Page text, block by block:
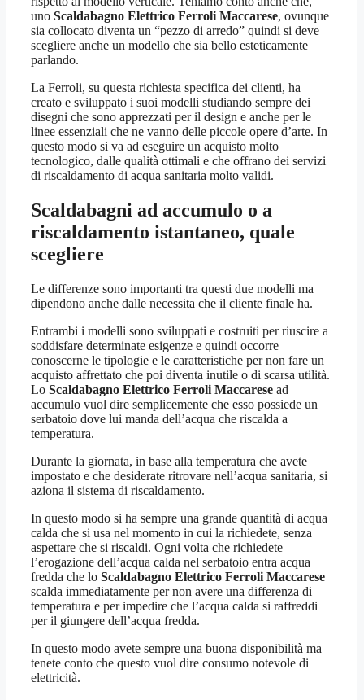
uno Scaldabagno Elettrico Ferroli Maccarese, ovunque
sia collocato diventa un “pezzo di arredo” quindi si deve
scegliere anche un modello che sia bello esteticamente
parlando.
La Ferroli, su questa richiesta specifica dei clienti, ha
creato e sviluppato i suoi modelli studiando sempre dei
disegni che sono apprezzati per il design e anche per le
linee essenziali che ne vanno delle piccole opere d’arte. In
questo modo si va ad eseguire un acquisto molto
tecnologico, dalle qualità ottimali e che offrano dei servizi
di riscaldamento di acqua sanitaria molto validi.
Scaldabagni ad accumulo o a
riscaldamento istantaneo, quale
scegliere
Le differenze sono importanti tra questi due modelli ma
dipendono anche dalle necessita che il cliente finale ha.
Entrambi i modelli sono sviluppati e costruiti per riuscire a
soddisfare determinate esigenze e quindi occorre
conoscerne le tipologie e le caratteristiche per non fare un
acquisto affrettato che poi diventa inutile o di scarsa utilità.
Lo Scaldabagno Elettrico Ferroli Maccarese ad
accumulo vuol dire semplicemente che esso possiede un
serbatoio dove lui manda dell’acqua che riscalda a
temperatura.
Durante la giornata, in base alla temperatura che avete
impostato e che desiderate ritrovare nell’acqua sanitaria, si
aziona il sistema di riscaldamento.
In questo modo si ha sempre una grande quantità di acqua
calda che si usa nel momento in cui la richiedete, senza
aspettare che si riscaldi. Ogni volta che richiedete
l’erogazione dell’acqua calda nel serbatoio entra acqua
fredda che lo Scaldabagno Elettrico Ferroli Maccarese
scalda immediatamente per non avere una differenza di
temperatura e per impedire che l’acqua calda si raffreddi
per il giungere dell’acqua fredda.
In questo modo avete sempre una buona disponibilità ma
tenete conto che questo vuol dire consumo notevole di
elettricità.